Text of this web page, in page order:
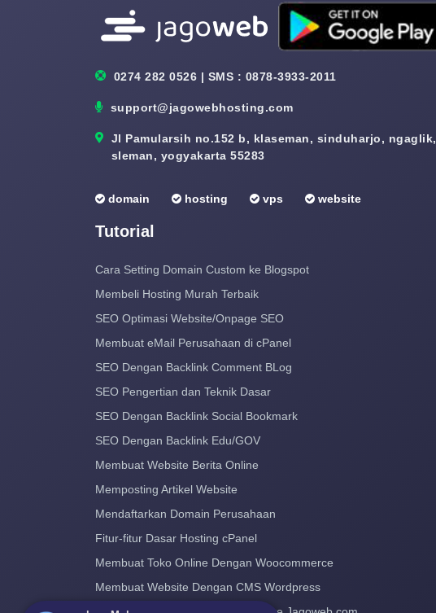
0274 282 0526 | SMS : 0878-3933-2011
support@jagowebhosting.com
Jl Pamularsih no.152 b, klaseman, sinduharjo, ngaglik,
sleman, yogyakarta 55283
domain hosting vps website
Tutorial
Cara Setting Domain Custom ke Blogspot
Membeli Hosting Murah Terbaik
SEO Optimasi Website/Onpage SEO
Membuat eMail Perusahaan di cPanel
SEO Dengan Backlink Comment BLog
SEO Pengertian dan Teknik Dasar
SEO Dengan Backlink Social Bookmark
SEO Dengan Backlink Edu/GOV
Membuat Website Berita Online
Memposting Artikel Website
Mendaftarkan Domain Perusahaan
Fitur-fitur Dasar Hosting cPanel
Membuat Toko Online Dengan Woocommerce
Membuat Website Dengan CMS Wordpress